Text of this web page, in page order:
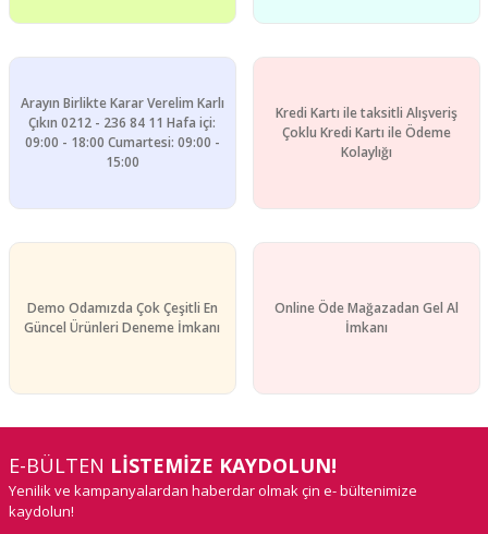
Arayın Birlikte Karar Verelim Karlı
Çıkın 0212 - 236 84 11 Hafa içi:
09:00 - 18:00 Cumartesi: 09:00 -
15:00
Kredi Kartı ile taksitli Alışveriş
Çoklu Kredi Kartı ile Ödeme
Kolaylığı
Demo Odamızda Çok Çeşitli En
Güncel Ürünleri Deneme İmkanı
Online Öde Mağazadan Gel Al
İmkanı
E-BÜLTEN LİSTEMİZE KAYDOLUN!
Yenilik ve kampanyalardan haberdar olmak çin e- bültenimize
kaydolun!